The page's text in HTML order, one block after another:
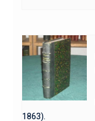
1863).